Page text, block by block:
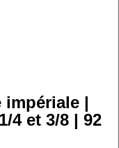
|
4 et 3/8 | 92